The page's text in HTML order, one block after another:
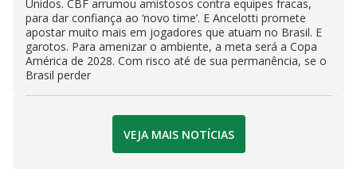
Unidos. CBF arrumou amistosos contra equipes fracas,
para dar confiança ao ‘novo time’. E Ancelotti promete
apostar muito mais em jogadores que atuam no Brasil. E
garotos. Para amenizar o ambiente, a meta será a Copa
América de 2028. Com risco até de sua permanência, se o
Brasil perder
VEJA MAIS NOTÍCIAS